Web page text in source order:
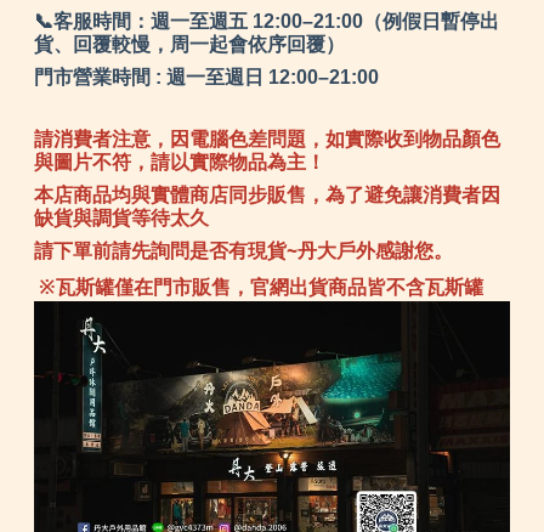
📞客服時間：週一至週五 12:00–21:00（例假日暫停出
貨、回覆較慢，周一起會依序回覆）
門市營業時間 : 週一至週日 12:00–21:00
請消費者注意，因電腦色差問題，如實際收到物品顏色
與圖片不符，請以實際物品為主！
本店商品均與實體商店同步販售，為了避免讓消費者因
缺貨與調貨等待太久
請下單前請先詢問是否有現貨~丹大戶外感謝您。
※瓦斯罐僅在門市販售，官網出貨商品皆不含瓦斯罐